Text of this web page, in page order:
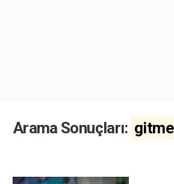
Arama Sonuçları: gitme